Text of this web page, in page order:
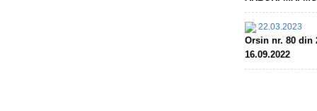
22.03.2023
Orsin nr. 80 din
16.09.2022